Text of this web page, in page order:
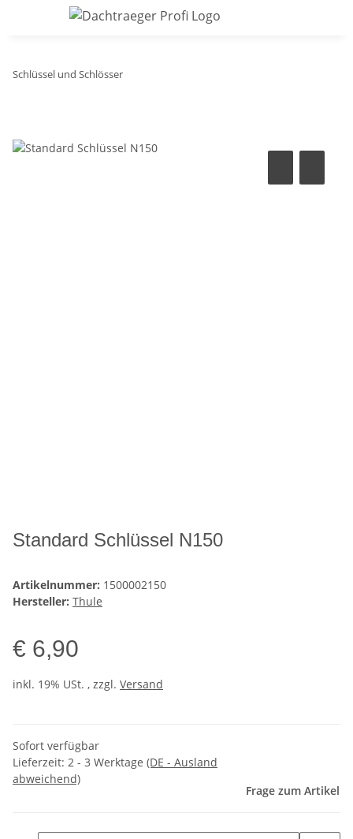
Schlüssel und Schlösser
Standard Schlüssel N150
Artikelnummer: 1500002150
Hersteller: Thule
€ 6,90
inkl. 19% USt. , zzgl. Versand
Sofort verfügbar
Lieferzeit: 2 - 3 Werktage (DE - Ausland
abweichend)
Frage zum Artikel